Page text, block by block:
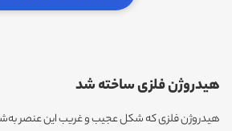
هیدروژن فلزی ساخته شد
هیدروژن فلزی که شکل عجیب و غریب این عنصر